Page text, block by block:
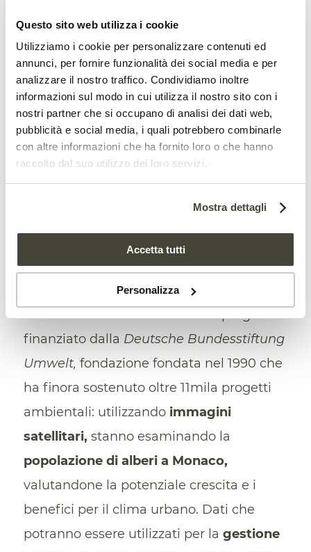
Questo sito web utilizza i cookie
Utilizziamo i cookie per personalizzare contenuti ed
annunci, per fornire funzionalità dei social media e per
analizzare il nostro traffico. Condividiamo inoltre
informazioni sul modo in cui utilizza il nostro sito con i
nostri partner che si occupano di analisi dei dati web,
pubblicità e social media, i quali potrebbero combinarle
con altre informazioni che ha fornito loro o che hanno
raccolto dal suo utilizzo dei loro servizi.
Mostra dettagli
Accetta tutti
Personalizza
autorità locali di sviluppare una
panoramica sistematica dei propri alberi.
Sarebbe importante – sottolineano gli
autori di CityTree – poter contare su un
“catasto degli alberi urbani”
modo, le città potrebbero stabilire
programmi con obiettivi e misure
concrete per un adattamento ottimale
alle sfide del cambiamento climatico.
Il team tedesco sta attualmente
lavorando a tale obiettivo in un progetto
finanziato dalla Deutsche Bundesstiftung
Umwelt, fondazione fondata nel 1990 che
ha finora sostenuto oltre 11mila progetti
ambientali: utilizzando immagini
satellitari, stanno esaminando la
popolazione di alberi a Monaco,
valutandone la potenziale crescita e i
benefici per il clima urbano. Dati che
potranno essere utilizzati per la gestione